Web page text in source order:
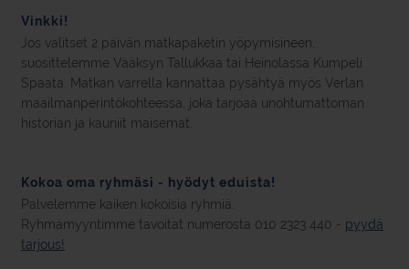
Vinkki!
Jos valitset 2 päivän matkapaketin yöpymisineen,
suosittelemme Vääksyn Tallukkaa tai Heinolassa Kumpeli
Spaata. Matkan varrella kannattaa pysähtyä myös Verlan
maailmanperintökohteessa, joka tarjoaa unohtumattoman
historian ja kauniit maisemat.
Kokoa oma ryhmäsi - hyödyt eduista!
Palvelemme kaiken kokoisia ryhmiä.
Ryhmämyyntimme tavoitat numerosta 010 2323 440 - pyydä
tarjous!